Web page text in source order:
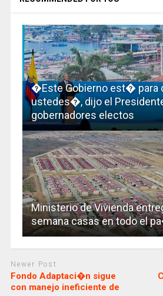
�Este Gobierno est� para
ustedes�, dijo el
gobernadores electos
Ministerio de Vivienda
semana casas en todo el
Newer Post
Fondo Adaptaci�n sigue
con manejo ineficiente de